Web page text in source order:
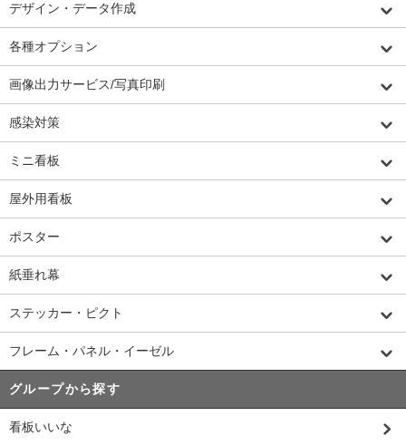
デザイン・データ作成
各種オプション
画像出力サービス/写真印刷
感染対策
ミニ看板
屋外用看板
ポスター
紙垂れ幕
ステッカー・ピクト
フレーム・パネル・イーゼル
グループから探す
看板いいな